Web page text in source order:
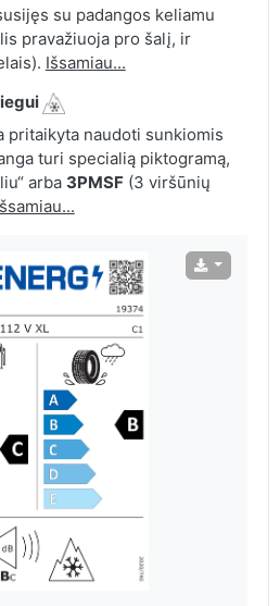
su padangos keliamu
pravažiuoja pro šalį, ir
Išsamiau...
pritaikyta naudoti sunkiomis
turi specialią piktogramą,
arba 3PMSF(3 viršūnių